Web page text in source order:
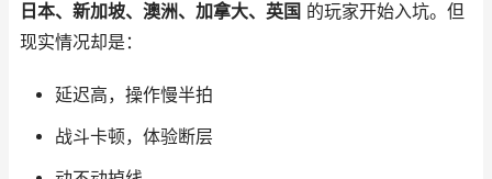
日本、新加坡、澳洲、加拿大、英国 的玩家开始入坑。但
现实情况却是：
延迟高，操作慢半拍
战斗卡顿，体验断层